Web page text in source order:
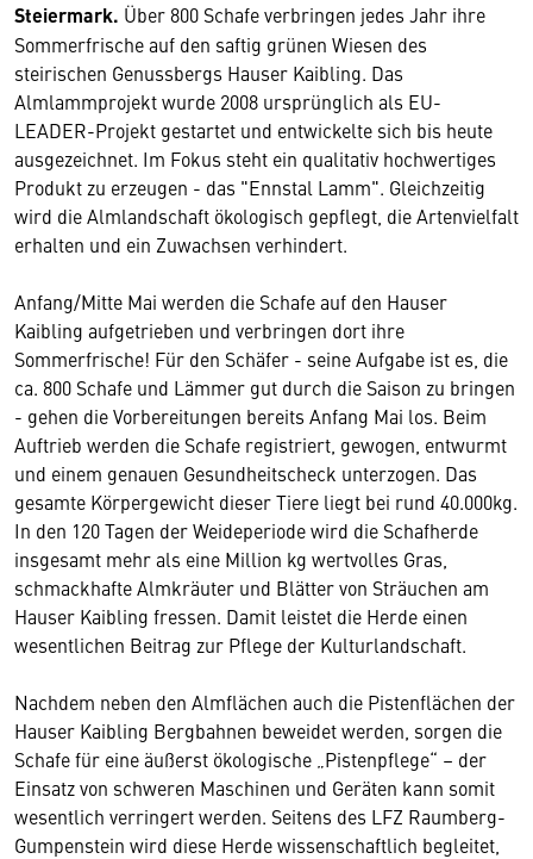
Steiermark. Über 800 Schafe verbringen jedes Jahr ihre
Sommerfrische auf den saftig grünen Wiesen des
steirischen Genussbergs Hauser Kaibling. Das
Almlammprojekt wurde 2008 ursprünglich als EU-
LEADER-Projekt gestartet und entwickelte sich bis heute
ausgezeichnet. Im Fokus steht ein qualitativ hochwertiges
Produkt zu erzeugen - das "Ennstal Lamm". Gleichzeitig
wird die Almlandschaft ökologisch gepflegt, die Artenvielfalt
erhalten und ein Zuwachsen verhindert.
Anfang/Mitte Mai werden die Schafe auf den Hauser
Kaibling aufgetrieben und verbringen dort ihre
Sommerfrische! Für den Schäfer - seine Aufgabe ist es, die
ca. 800 Schafe und Lämmer gut durch die Saison zu bringen
- gehen die Vorbereitungen bereits Anfang Mai los. Beim
Auftrieb werden die Schafe registriert, gewogen, entwurmt
und einem genauen Gesundheitscheck unterzogen. Das
gesamte Körpergewicht dieser Tiere liegt bei rund 40.000kg.
In den 120 Tagen der Weideperiode wird die Schafherde
insgesamt mehr als eine Million kg wertvolles Gras,
schmackhafte Almkräuter und Blätter von Sträuchen am
Hauser Kaibling fressen. Damit leistet die Herde einen
wesentlichen Beitrag zur Pflege der Kulturlandschaft.
Nachdem neben den Almflächen auch die Pistenflächen der
Hauser Kaibling Bergbahnen beweidet werden, sorgen die
Schafe für eine äußerst ökologische „Pistenpflege“ – der
Einsatz von schweren Maschinen und Geräten kann somit
wesentlich verringert werden. Seitens des LFZ Raumberg-
Gumpenstein wird diese Herde wissenschaftlich begleitet,